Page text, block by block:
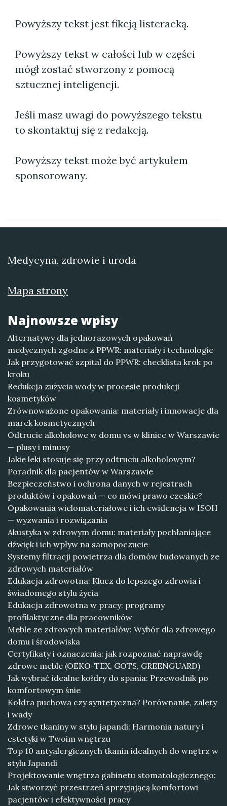
Powyższy tekst jest fikcją listeracką.
Powyższy tekst w całości lub w części
mógł zostać stworzony z pomocą
sztucznej inteligencji.
Jeśli masz uwagi do powyższego tekstu
to skontaktuj się z redakcją.
Powyższy tekst może być artykułem
sponsorowany.
Medycyna, zdrowie i uroda
Mapa strony
Najnowsze wpisy
Alternatywy dla jednorazowych opakowań
medycznych zgodne z PPWR: materiały i technologie
Jak przygotować szpital do PPWR: checklista krok po
kroku
Redukcja zużycia wody w procesie produkcji
kosmetyków
Zrównoważone opakowania: materiały i innowacje dla
marek kosmetycznych
Odtrucie alkoholowe w domu vs w klinice w Warszawie
— plusy i minusy
Jakie leki stosuje się przy odtruciu alkoholowym?
Poradnik dla pacjentów w Warszawie
Bezpieczeństwo i ochrona danych w rejestrach
produktów i opakowań — co mówi prawo czeskie?
Opakowania wielomateriałowe i ich ewidencja w ISOH
— wyzwania i rozwiązania
Akustyka w zdrowym domu: materiały pochłaniające
dźwięk i ich wpływ na samopoczucie
Systemy filtracji powietrza dla domów budowanych ze
zdrowych materiałów
Edukacja zdrowotna: Klucz do lepszego zdrowia i
świadomego stylu życia
Edukacja zdrowotna w pracy: programy
profilaktyczne dla pracowników
Meble ze zdrowych materiałów: Wybór dla zdrowego
domu i środowiska
Certyfikaty i oznaczenia: jak rozpoznać naprawdę
zdrowe meble (OEKO-TEX, GOTS, GREENGUARD)
Jak wybrać idealne kołdry do spania: Przewodnik po
komfortowym śnie
Kołdra puchowa czy syntetyczna? Porównanie, zalety
i wady
Zdrowe tkaniny w stylu japandi: Harmonia natury i
estetyki w Twoim wnętrzu
Top 10 antyalergicznych tkanin idealnych do wnętrz w
stylu Japandi
Projektowanie wnętrza gabinetu stomatologicznego:
Jak stworzyć przestrzeń sprzyjającą komfortowi
pacjentów i efektywności pracy